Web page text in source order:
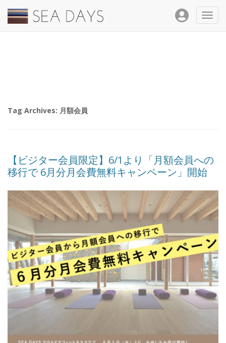
Tag Archives: 月額会員
【ビジター会員限定】6/1より「月額会員への
移行で 6月分月会費無料キャンペーン」開始